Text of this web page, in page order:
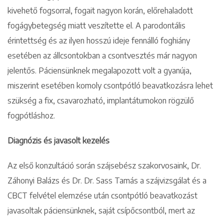
kivehető fogsorral, fogait nagyon korán, előrehaladott
fogágybetegség miatt veszítette el. A parodontális
érintettség és az ilyen hosszú ideje fennálló foghiány
esetében az állcsontokban a csontvesztés már nagyon
jelentős. Páciensünknek megalapozott volt a gyanúja,
miszerint esetében komoly csontpótló beavatkozásra lehet
szükség a fix, csavarozható, implantátumokon rögzülő
fogpótláshoz.
Diagnózis és javasolt kezelés
Az első konzultáció során szájsebész szakorvosaink, Dr.
Záhonyi Balázs és Dr. Dr. Sass Tamás a szájvizsgálat és a
CBCT felvétel elemzése után csontpótló beavatkozást
javasoltak páciensünknek, saját csípőcsontból, mert az